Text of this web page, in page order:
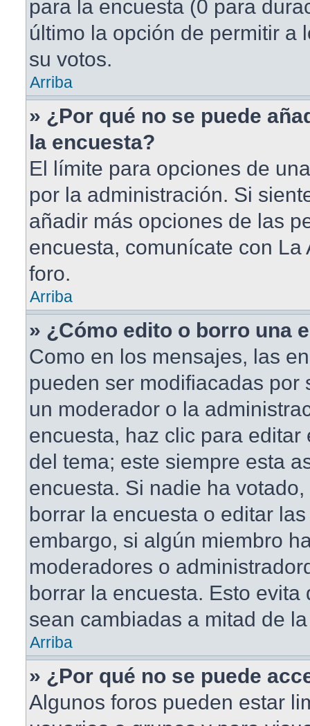
para la encuesta (0 para
último la opción de permitir a
su votos.
Arriba
» ¿Por qué no se puede
la encuesta?
El límite para opciones de
por la administración. Si
añadir más opciones de las
encuesta, comunícate con La
foro.
Arriba
» ¿Cómo edito o borro una
Como en los mensajes, las
pueden ser modifiacadas por
un moderador o la
encuesta, haz clic para editar
del tema; este siempre esta
encuesta. Si nadie ha
borrar la encuesta o editar
embargo, si algún miembro
moderadores o
borrar la encuesta. Esto evita
sean cambiadas a mitad de
Arriba
» ¿Por qué no se puede
Algunos foros pueden estar